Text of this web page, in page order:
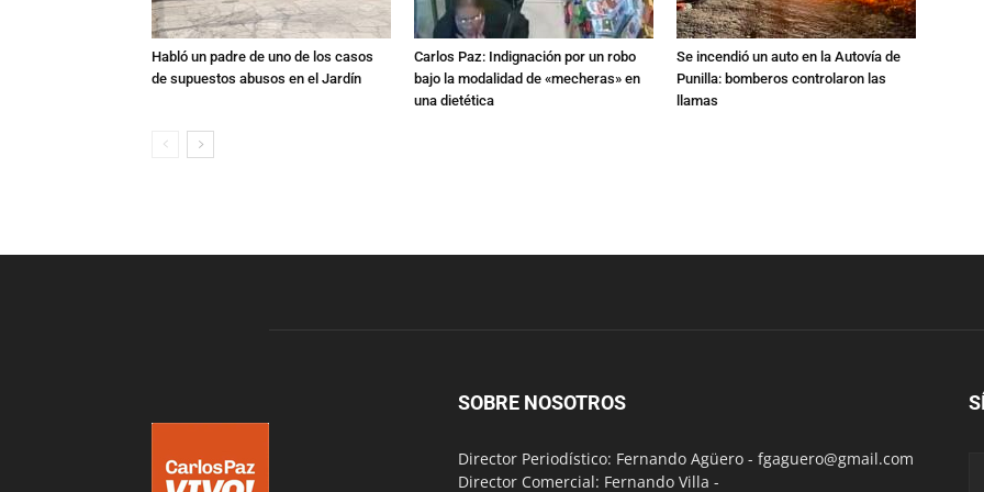
Habló un padre de uno de los casos
de supuestos abusos en el Jardín
Carlos Paz: Indignación por un robo
bajo la modalidad de «mecheras» en
una dietética
Se incendió un auto en la Autovía de
Punilla: bomberos controlaron las
llamas
SOBRE NOSOTROS
Director Periodístico: Fernando Agüero - fgaguero@gmail.com
Director Comercial: Fernando Villa -